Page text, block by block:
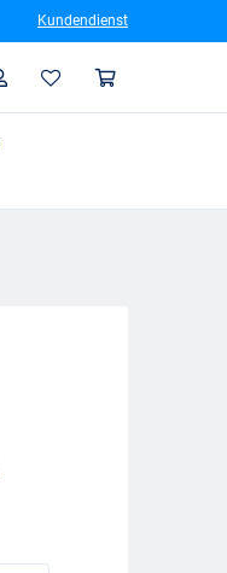
Kundendienst
Profil